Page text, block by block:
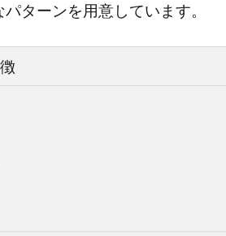
ターンを用意しています。